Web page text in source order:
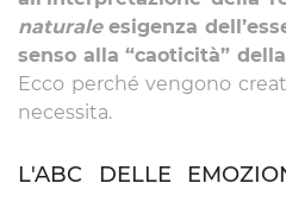
naturaleesigenza
senso alla “caoticità”
Ecco perché vengono
necessita.
L'ABC DELLE